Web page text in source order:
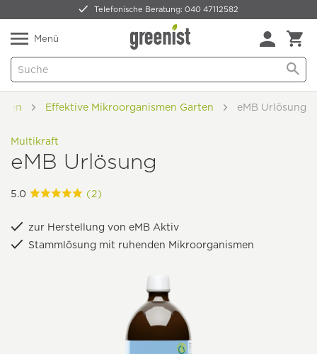
Telefonische Beratung: 040 47112582
Natürlich Pflanzlich Lecker
Menü
Effektive Mikroorganismen Garten eMB Urlösung
Multikraft
eMB Urlösung
5.0 (2)
zur Herstellung von eMB Aktiv
Stammlösung mit ruhenden Mikroorganismen